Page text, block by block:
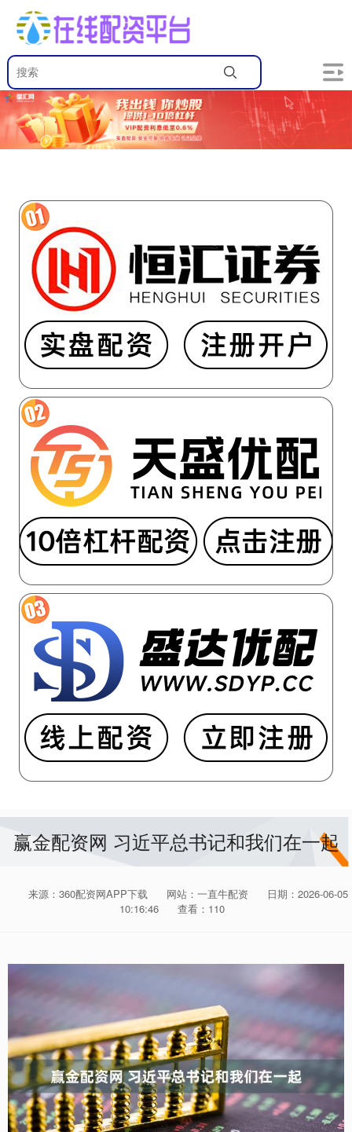
赢金配资网 习近平总书记和我们在一起
来源：360配资网APP下载 网站：一直牛配资
日期：2026-06-05
10:16:46
查看：110